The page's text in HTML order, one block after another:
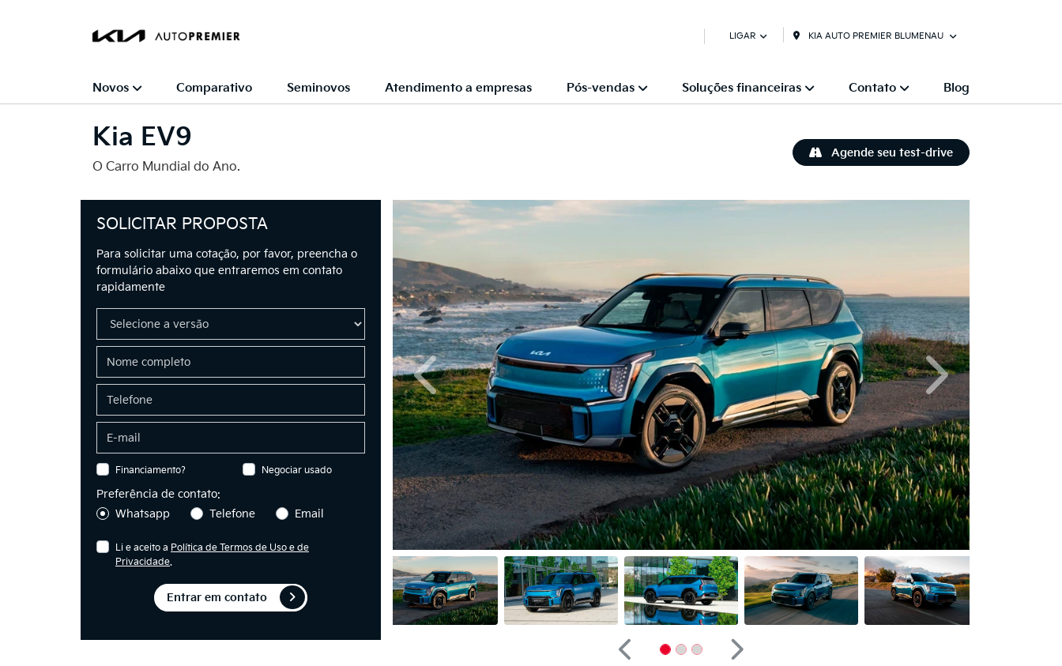
LIGAR KIA AUTO PREMIER BLUMENAU
Novos Comparativo Seminovos Atendimento a empresas Pós-vendas Soluções financeiras Contato Blog
Kia EV9
O Carro Mundial do Ano.
Agende seu test-drive
SOLICITAR PROPOSTA
Para solicitar uma cotação, por favor, preencha o
formulário abaixo que entraremos em contato
rapidamente
Financiamento? Negociar usado
Preferência de contato:
Whatsapp
Telefone Email
Li e aceito a Política de Termos de Uso e de
Privacidade.
Entrar em contato
Anterior Próximo
Anterior
Próximo